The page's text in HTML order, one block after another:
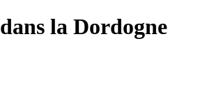
dans la Dordogne